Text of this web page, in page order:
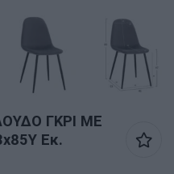
ΓΚΡΙ ΜΕ
Εκ.